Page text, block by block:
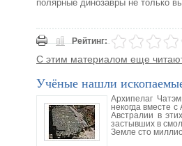
полярные динозавры не только
Рейтинг:
С этим материалом еще
Учёные нашли
Архипелаг
некогда вместе
Австралии в
застывших в
Земле сто